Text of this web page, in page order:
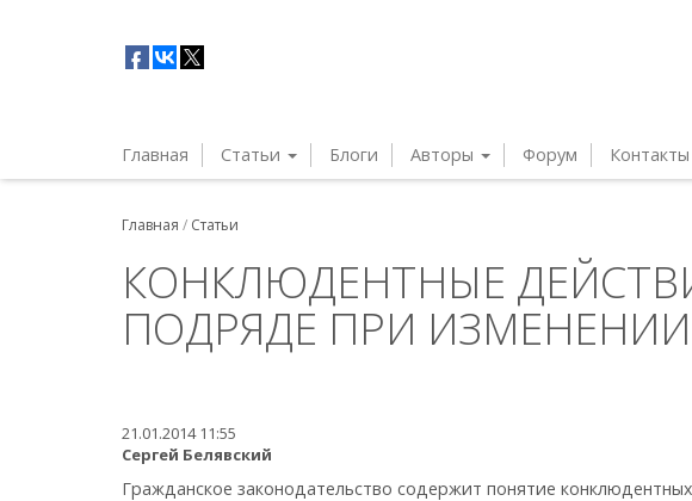
Главная Статьи Блоги Авторы Форум Контакты
Главная / Статьи
КОНКЛЮДЕНТНЫЕ
ПОДРЯДЕ ПРИ
21.01.2014 11:55
Сергей Белявский
Гражданское законодательство содержит понятие